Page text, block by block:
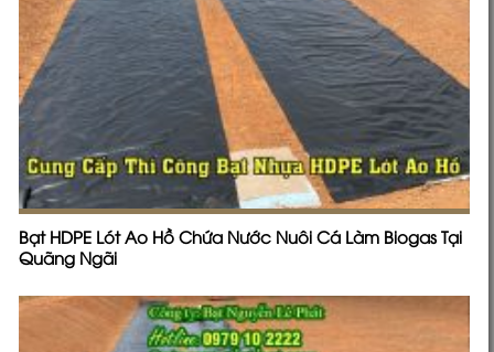
Bạt HDPE Lót Ao Hồ Chứa Nước Nuôi Cá Làm Biogas Tại
Quãng Ngãi